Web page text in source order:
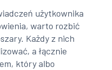
użytkownika
warto rozbić
Każdy z nich
a łącznie
który albo